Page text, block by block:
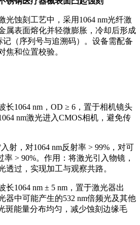
光蚀刻工艺中，采用1064 nm光纤激
属表面熔化并轻微膨胀，冷却后形成
记（序列号与追溯码）。设备需配备
焦和位置校验。
长1064 nm，OD ≥ 6，置于相机镜头
nm激光进入CMOS相机，避免传
射，对1064 nm反射率 > 99%，对可
率 > 90%。作用：将激光引入物镜，
透过，实现加工与观察共路。
长1064 nm ± 5 nm，置于激光器出
器中可能产生的532 nm倍频光及其他
斑能量分布均匀，减少蚀刻边缘毛